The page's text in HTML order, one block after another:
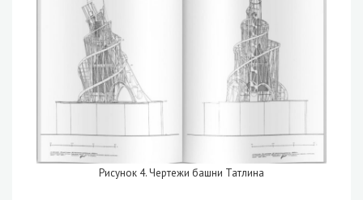
Рисунок 4. Чертежи башни Татлина